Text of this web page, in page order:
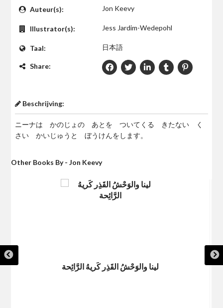
Auteur(s): Jon Keevy
Illustrator(s): Jess Jardim-Wedepohl
Taal: 日本語
Share:
Beschrijving:
ニーナは かのじょの あとを ついてくる きたない く
さい かいじゅうと ぼうけんをします。
Other Books By - Jon Keevy
لينا والوَحْشُ القَذِر كَريهُ الرَّائِحة